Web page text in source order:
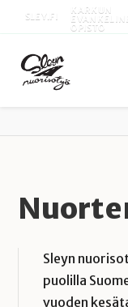
SLEY.FI
KARKUN
OPISTO
Sleyn
puolilla
vuoden